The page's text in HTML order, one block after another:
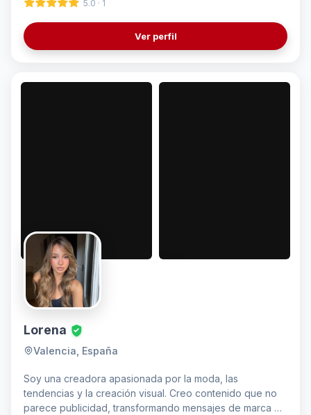
5.0 · 1
Ver perfil
Lorena
Valencia, España
Soy una creadora apasionada por la moda, las
tendencias y la creación visual. Creo contenido que no
parece publicidad, transformando mensajes de marca en